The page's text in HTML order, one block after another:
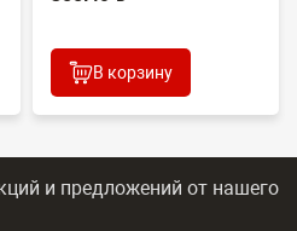
В корзину
и предложений от нашего